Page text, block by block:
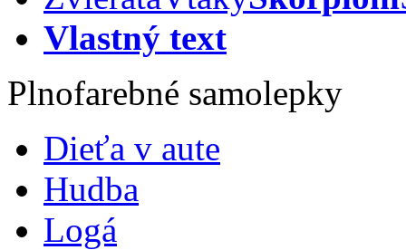
Vlastný text
Plnofarebné samolepky
Dieťa v aute
Hudba
Logá